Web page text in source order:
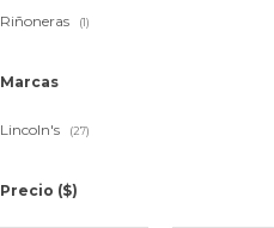
Riñoneras (1)
Marcas
Lincoln's (27)
Precio ($)